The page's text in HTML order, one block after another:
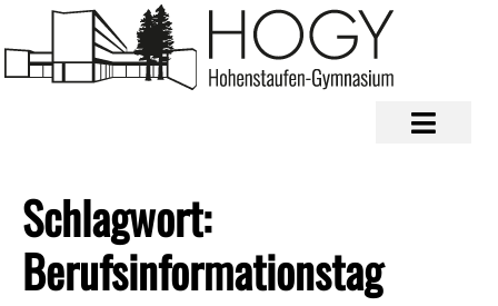
Schlagwort:
Berufsinformationstag